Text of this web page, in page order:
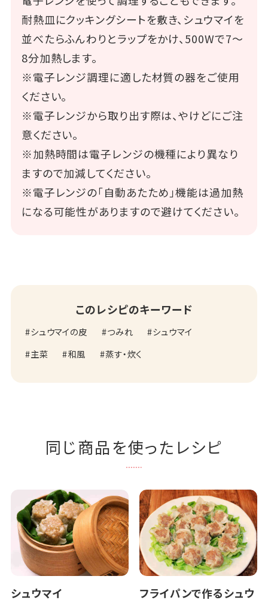
耐熱皿にクッキングシートを敷き、シュウマイを
並べたらふんわりとラップをかけ、500Wで7～
8分加熱します。
※電子レンジ調理に適した材質の器をご使用
ください。
※電子レンジから取り出す際は、やけどにご注
意ください。
※加熱時間は電子レンジの機種により異なり
ますので加減してください。
※電子レンジの「自動あたため」機能は過加熱
になる可能性がありますので避けてください。
このレシピのキーワード
シュウマイの皮 つみれ
シュウマイ
主菜
和風 蒸す・炊く
同じ商品を使ったレシピ
シュウマイ
フライパンで作るシュウ